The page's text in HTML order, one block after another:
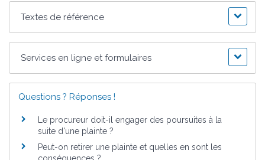
Textes de référence
Services en ligne et formulaires
Questions ? Réponses !
Le procureur doit-il engager des poursuites à la
suite d'une plainte ?
Peut-on retirer une plainte et quelles en sont les